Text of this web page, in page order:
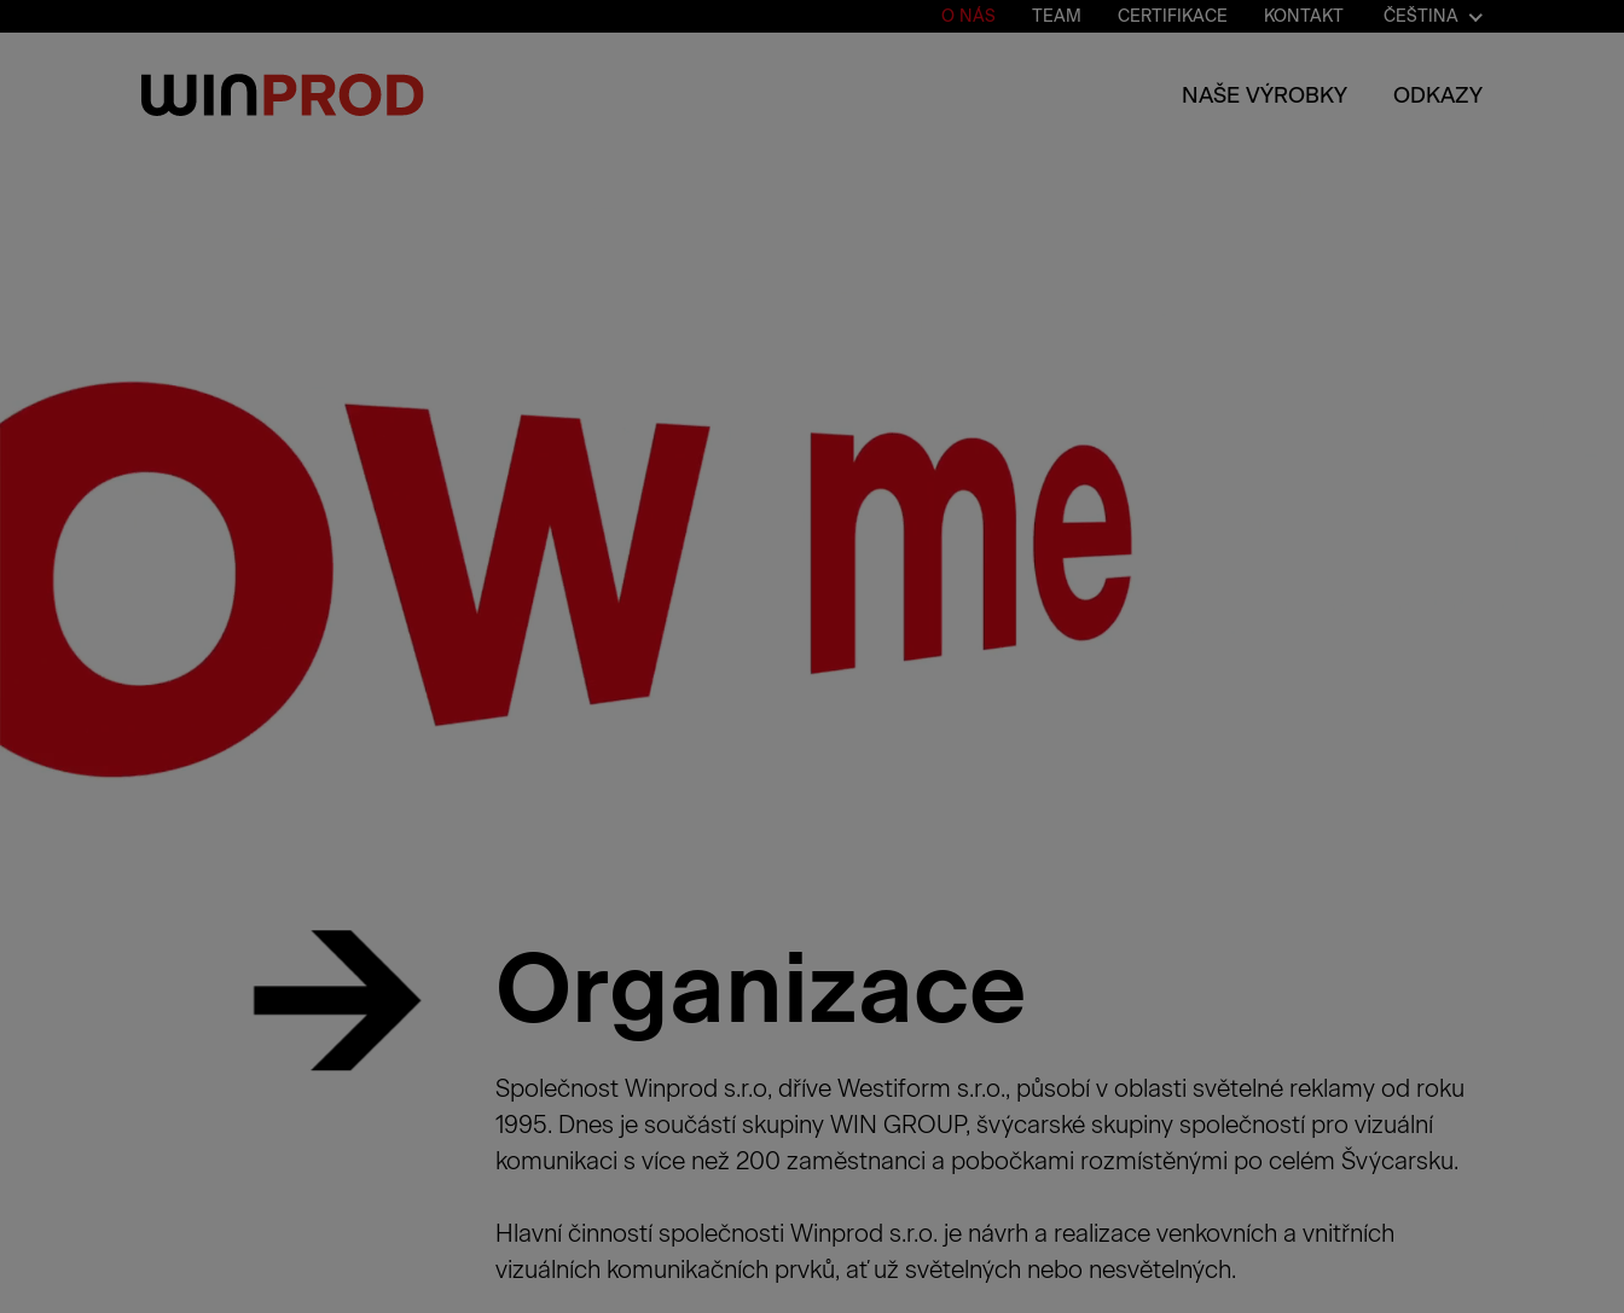
O NÁS TEAM CERTIFIKACE KONTAKT ČEŠTINA
NAŠE VÝROBKY ODKAZY
Organizace
Společnost Winprod s.r.o, dříve Westiform s.r.o., působí v oblasti světelné reklamy od roku
1995. Dnes je součástí skupiny WIN GROUP, švýcarské skupiny společností pro vizuální
komunikaci s více než 200 zaměstnanci a pobočkami rozmístěnými po celém Švýcarsku.
Hlavní činností společnosti Winprod s.r.o. je návrh a realizace venkovních a vnitřních
vizuálních komunikačních prvků, ať už světelných nebo nesvětelných.